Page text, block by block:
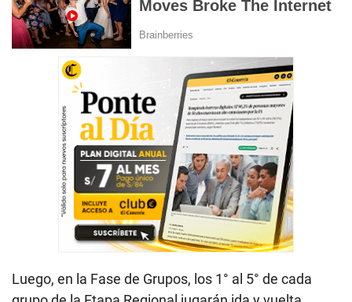
Luego, en la Fase de Grupos, los 1° al 5° de cada